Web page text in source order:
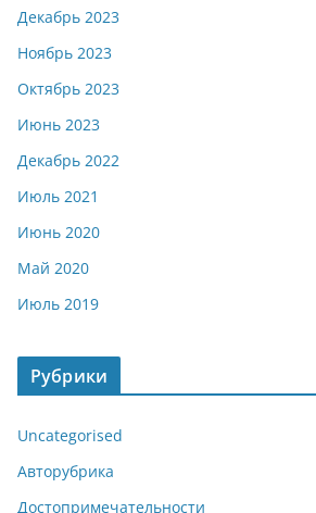
Декабрь 2023
Ноябрь 2023
Октябрь 2023
Июнь 2023
Декабрь 2022
Июль 2021
Июнь 2020
Май 2020
Июль 2019
Рубрики
Uncategorised
Авторубрика
Достопримечательности